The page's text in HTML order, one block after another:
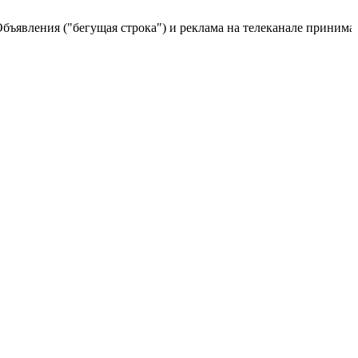
("бегущая строка") и реклама на телеканале